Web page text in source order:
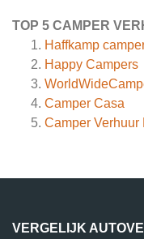
TOP 5 CAMPER
Haffkamp
Happy Campers
Camper Casa
Camper Verhuur
VERGELIJK